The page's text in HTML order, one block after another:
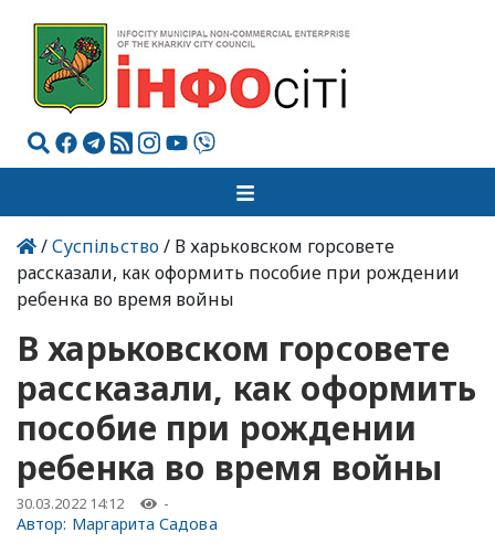
/Суспільство/ В харьковском горсовете
рассказали, как оформить пособие при рождении
ребенка во время войны
В харьковском горсовете
рассказали, как оформить
пособие при рождении
ребенка во время войны
30.03.2022 14:12 -
Автор: Маргарита Садова